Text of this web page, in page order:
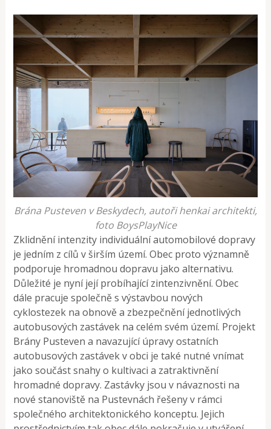
Brána Pusteven v Beskydech, autoři henkai architekti,
foto BoysPlayNice
Zklidnění intenzity individuální automobilové dopravy
je jedním z cílů v širším území. Obec proto významně
podporuje hromadnou dopravu jako alternativu.
Důležité je nyní její probíhající zintenzivnění. Obec
dále pracuje společně s výstavbou nových
cyklostezek na obnově a zbezpečnění jednotlivých
autobusových zastávek na celém svém území. Projekt
Brány Pusteven a navazující úpravy ostatních
autobusových zastávek v obci je také nutné vnímat
jako součást snahy o kultivaci a zatraktivnění
hromadné dopravy. Zastávky jsou v návaznosti na
nové stanoviště na Pustevnách řešeny v rámci
společného architektonického konceptu. Jejich